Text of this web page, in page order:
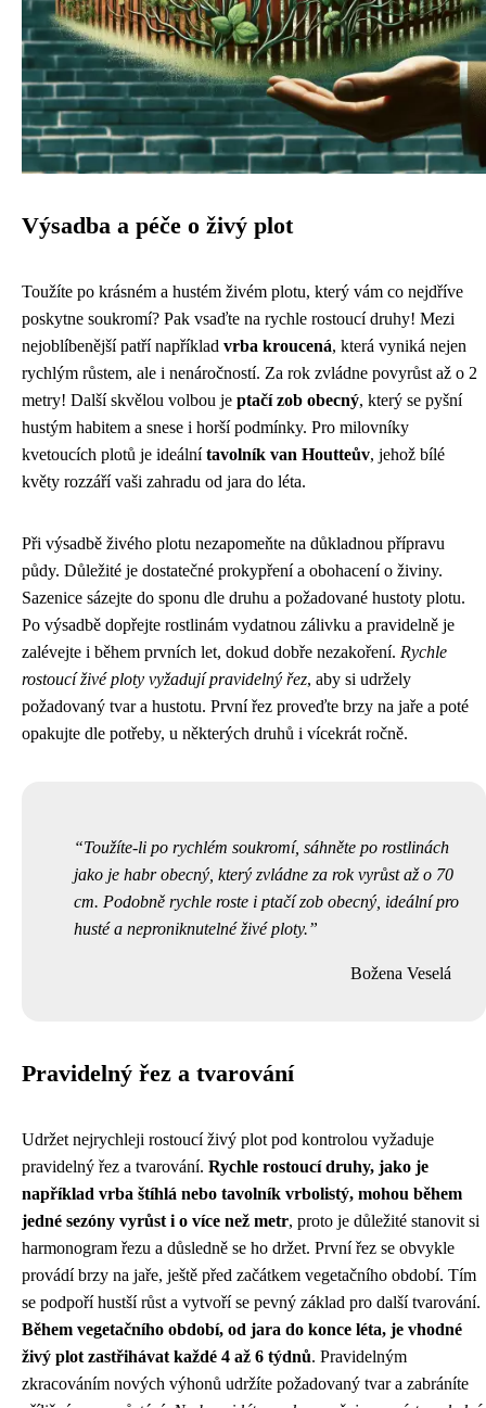
Výsadba a péče o živý plot
Toužíte po krásném a hustém živém plotu, který vám co nejdříve
poskytne soukromí? Pak vsaďte na rychle rostoucí druhy! Mezi
nejoblíbenější patří například vrba kroucená, která vyniká nejen
rychlým růstem, ale i nenáročností. Za rok zvládne povyrůst až o 2
metry! Další skvělou volbou je ptačí zob obecný, který se pyšní
hustým habitem a snese i horší podmínky. Pro milovníky
kvetoucích plotů je ideálnítavolník van Houtteův, jehož bílé
květy rozzáří vaši zahradu od jara do léta.
Při výsadbě živého plotu nezapomeňte na důkladnou přípravu
půdy. Důležité je dostatečné prokypření a obohacení o živiny.
Sazenice sázejte do sponu dle druhu a požadované hustoty plotu.
Po výsadbě dopřejte rostlinám vydatnou zálivku a pravidelně je
zalévejte i během prvních let, dokud dobře nezakoření. Rychle
rostoucí živé ploty vyžadují pravidelný řez, aby si udržely
požadovaný tvar a hustotu. První řez proveďte brzy na jaře a poté
opakujte dle potřeby, u některých druhů i vícekrát ročně.
Toužíte-li po rychlém soukromí, sáhněte po rostlinách
jako je habr obecný, který zvládne za rok vyrůst až o 70
cm. Podobně rychle roste i ptačí zob obecný, ideální pro
husté a neproniknutelné živé ploty.
Božena Veselá
Pravidelný řez a tvarování
Udržet nejrychleji rostoucí živý plot pod kontrolou vyžaduje
pravidelný řez a tvarování. Rychle rostoucí druhy, jako je
například vrba štíhlá nebo tavolník vrbolistý, mohou během
jedné sezóny vyrůst i o více než metr, proto je důležité stanovit si
harmonogram řezu a důsledně se ho držet. První řez se obvykle
provádí brzy na jaře, ještě před začátkem vegetačního období. Tím
se podpoří hustší růst a vytvoří se pevný základ pro další tvarování.
Během vegetačního období, od jara do konce léta, je vhodné
živý plot zastřihávat každé 4 až 6 týdnů. Pravidelným
zkracováním nových výhonů udržíte požadovaný tvar a zabráníte